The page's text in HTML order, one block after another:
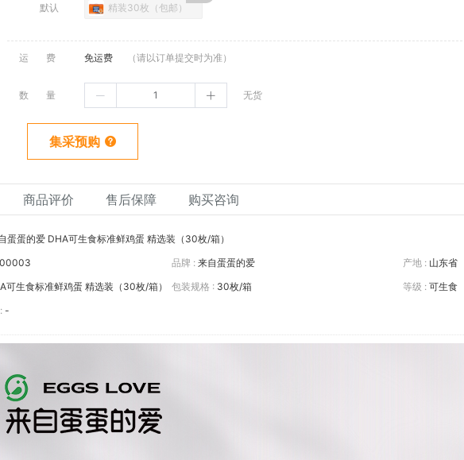
默认 精装30枚（包邮）
运 费 免运费 （请以订单提交时为准）
数 量 无货
集采预购
商品评价 售后保障 购买咨询
蛋蛋的爱 DHA可生食标准鲜鸡蛋 精选装（30枚/箱）
品牌 : 来自蛋蛋的爱 产地 : 山东省
可生食标准鲜鸡蛋 精选装（30枚/箱）
包装规格 : 30枚/箱 等级 : 可生食
-